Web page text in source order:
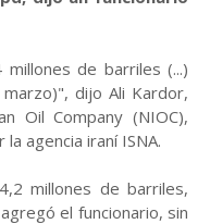
de barriles (...)
dijo Ali Kardor,
Oil Company (NIOC),
agencia iraní ISNA.
millones de barriles,
el funcionario, sin